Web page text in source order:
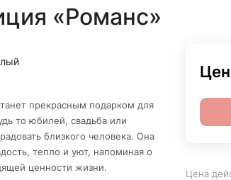
«Романс»
прекрасным подарком для
то юбилей, свадьба или
близкого человека. Она
тепло и уют, напоминая о
ценности жизни.
Цена